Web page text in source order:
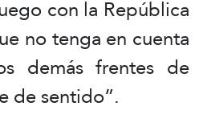
con la República
no tenga en cuenta
demás frentes de
de sentido”.